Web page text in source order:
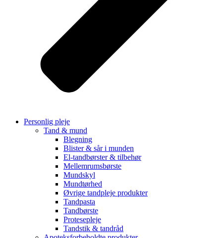
Personlig pleje
Tand & mund
Blegning
Blister & sår i munden
El-tandbørster & tilbehør
Mellemrumsbørste
Mundskyl
Mundtørhed
Øvrige tandpleje produkter
Tandpasta
Tandbørste
Protesepleje
Tandstik & tandråd